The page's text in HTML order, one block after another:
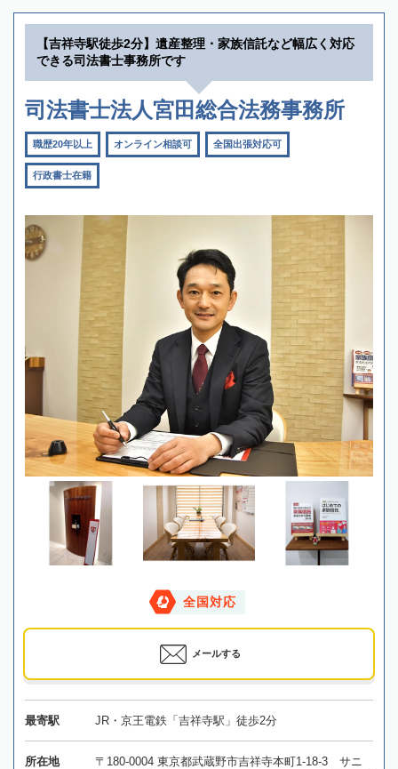
【吉祥寺駅徒歩2分】遺産整理・家族信託など幅広く対応
できる司法書士事務所です
司法書士法人宮田総合法務事務所
職歴20年以上 オンライン相談可 全国出張対応可
行政書士在籍
全国対応
メールする
最寄駅 JR・京王電鉄「吉祥寺駅」徒歩2分
所在地
〒180-0004 東京都武蔵野市吉祥寺本町1-18-3 サニ